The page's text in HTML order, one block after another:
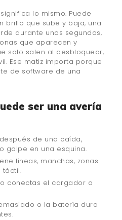
lo mismo. Puede
brillo que sube y baja, una
durante unos segundos,
que aparecen y
solo salen al desbloquear,
Ese matiz importa porque
de software de una
ser una avería
de una caída,
golpe en una esquina.
líneas, manchas, zonas
táctil.
conectas el cargador o
o la batería dura